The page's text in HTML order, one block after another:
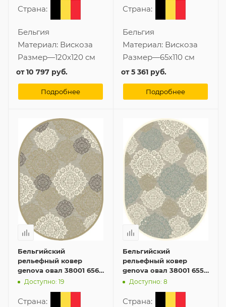
Страна:
Бельгия
Материал: Вискоза
Размер—120x120 см
от10 797 руб.
Подробнее
Страна:
Бельгия
Материал: Вискоза
Размер—65x110 см
от5 361 руб.
Подробнее
Бельгийский
рельефный ковер
genova овал 38001 6565
90 65x110 см из вискозы
Доступно: 19
Страна:
Бельгийский
рельефный ковер
genova овал 38001 6555
90 65x110 см из вискозы
Доступно: 8
Страна: